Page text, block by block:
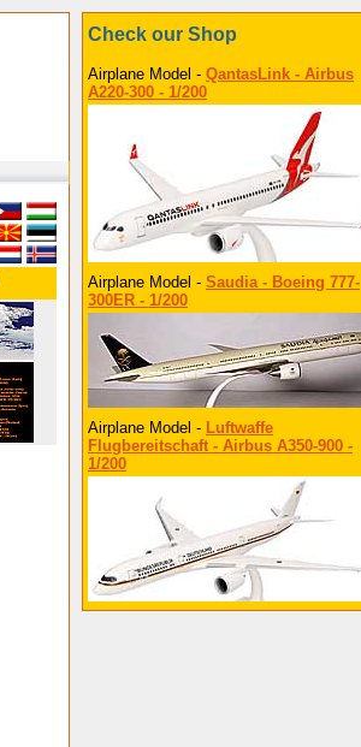
Check our Shop
Airplane Model - QantasLink - Airbus
A220-300 - 1/200
Airplane Model - Saudia - Boeing 777-
300ER - 1/200
Airplane Model - Luftwaffe
Flugbereitschaft - Airbus A350-900 -
1/200